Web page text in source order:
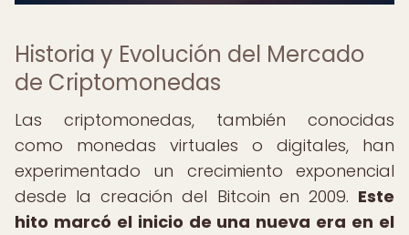
Historia y Evolución del Mercado
de Criptomonedas
Las criptomonedas, también conocidas
como monedas virtuales o digitales, han
experimentado un crecimiento exponencial
desde la creación del Bitcoin en 2009. Este
hito marcó el inicio de una nueva era en el